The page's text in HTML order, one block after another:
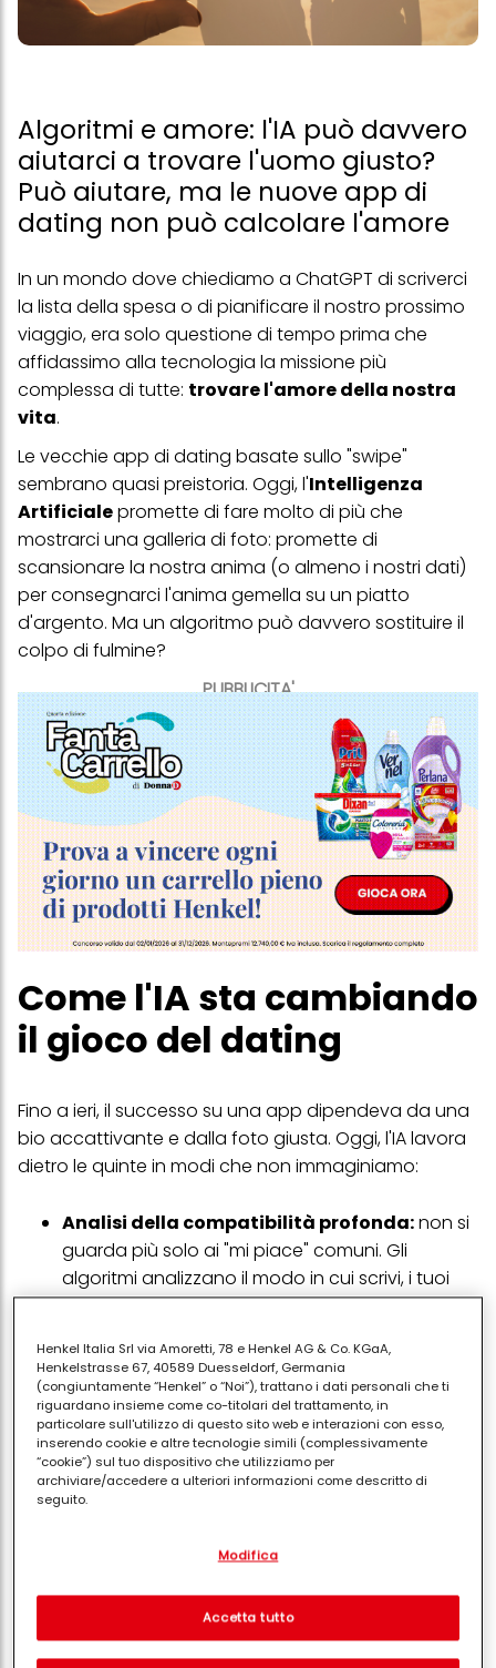
Algoritmi e amore: l'IA può davvero
aiutarci a trovare l'uomo giusto?
Può aiutare, ma le nuove app di
dating non può calcolare l'amore
PUBBLICITA'
In un mondo dove chiediamo a ChatGPT di scriverci
la lista della spesa o di pianificare il nostro prossimo
viaggio, era solo questione di tempo prima che
affidassimo alla tecnologia la missione più
complessa di tutte: trovare l'amore della nostra
vita.
Le vecchie app di dating basate sullo "swipe"
sembrano quasi preistoria. Oggi, l'Intelligenza
Artificialepromette di fare molto di più che
mostrarci una galleria di foto: promette di
scansionare la nostra anima (o almeno i nostri dati)
per consegnarci l'anima gemella su un piatto
d'argento. Ma un algoritmo può davvero sostituire il
colpo di fulmine?
Come l'IA sta cambiando
il gioco del dating
Fino a ieri, il successo su una app dipendeva da una
bio accattivante e dalla foto giusta. Oggi, l'IA lavora
dietro le quinte in modi che non immaginiamo:
Analisi della compatibilità profonda:non si
guarda più solo ai "mi piace" comuni. Gli
algoritmi analizzano il modo in cui scrivi, i tuoi
ritmi di risposta e persino i tratti della personalità
precedenti.
Filtri anti-ghosting e sicurezza:molte app
utilizzano l'IA per individuare profili fake o
comportamenti tossici prima ancora che tu
possa incrociarli, rendendo l'ambiente del
dating online più sicuro.
promettono di prevedere se ci sarà "chimica"
obiettivi a lungo termine, filtrando chi cerca solo
un'avventura se tu, invece, sogni il grande
Henkel Italia Srl via Amoretti, 78 e Henkel AG & Co. KGaA,
Henkelstrasse 67, 40589 Duesseldorf, Germania
(congiuntamente “Henkel” o “Noi”), trattano i dati personali che ti
riguardano insieme come co-titolari del trattamento, in
particolare sull'utilizzo di questo sito web e interazioni con esso,
inserendo cookie e altre tecnologie simili (complessivamente
“cookie”) sul tuo dispositivo che utilizziamo per
archiviare/accedere a ulteriori informazioni come descritto di
seguito.
separati o co-titolari come indicato nella nostra Informativa sulla
pixel, impronte digitali e tecnologie simili" utilizzeremo anche
cookie ed elaboreremo i dati relativi a te per
Modifica
Accetta tutto